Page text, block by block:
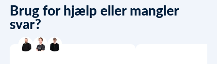
Brug for hjælp eller mangler
svar?